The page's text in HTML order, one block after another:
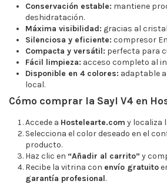
Conservación estable: mantiene
deshidratación.
Máxima visibilidad: gracias al
Silenciosa y eficiente: compresor
Compacta y versátil: perfecta para
Fácil limpieza: acceso completo al
Disponible en 4 colores: adaptable
local.
Cómo comprar la Sayl V4 en
Accede a Hostelearte.com y localiza
Selecciona el color deseado en el
producto.
Haz clic en “Añadir al carrito” y
Recibe la vitrina con envío gratuito
garantía profesional.